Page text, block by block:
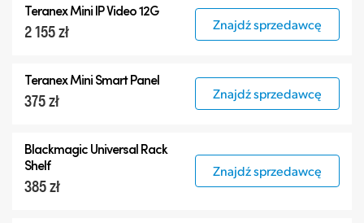
Teranex Mini IP Video 12G
2 155 zł Znajdź sprzedawcę
Teranex Mini Smart Panel
375 zł Znajdź sprzedawcę
Blackmagic Universal Rack
Shelf
385 zł
Znajdź sprzedawcę